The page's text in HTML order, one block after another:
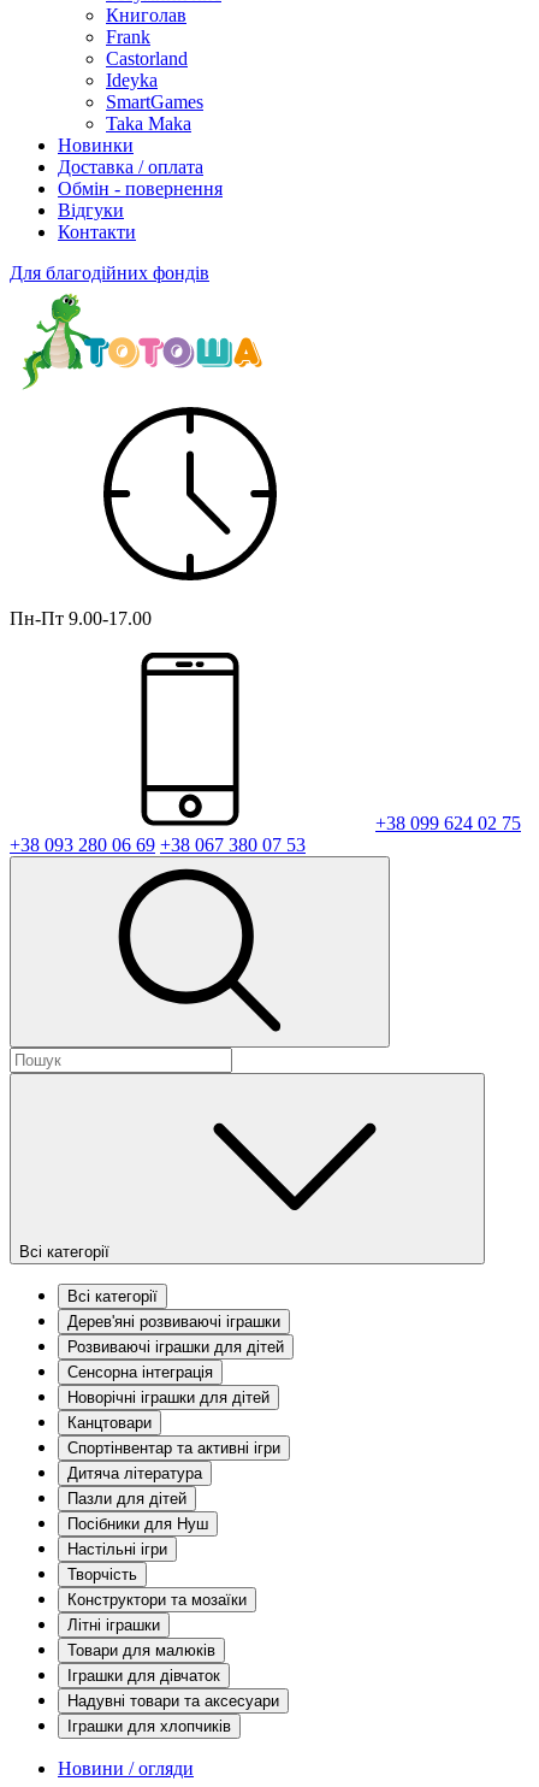
Книголав
Frank
Castorland
Ideyka
SmartGames
Taka Maka
Новинки
Доставка / оплата
Обмін - повернення
Відгуки
Контакти
Для благодійних фондів
Пн-Пт 9.00-17.00
+38 099 624 02 75
+38 093 280 06 69 +38 067 380 07 53
Всі категорії
Всі категорії
Дерев'яні розвиваючі іграшки
Розвиваючі іграшки для дітей
Сенсорна інтеграція
Новорічні іграшки для дітей
Канцтовари
Спортінвентар та активні ігри
Дитяча література
Пазли для дітей
Посібники для Нуш
Настільні ігри
Творчість
Конструктори та мозаїки
Літні іграшки
Товари для малюків
Іграшки для дівчаток
Надувні товари та аксесуари
Іграшки для хлопчиків
Новини / огляди